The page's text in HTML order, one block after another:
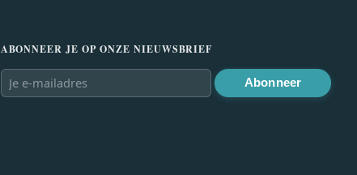
ABONNEER JE OP ONZE NIEUWSBRIEF
Abonneer